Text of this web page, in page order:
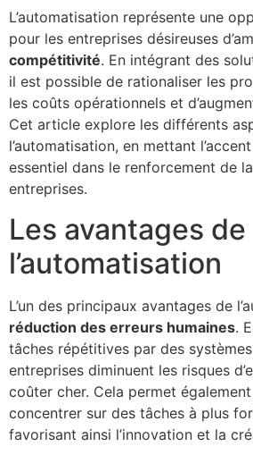
L’automatisation représente une
pour les entreprises désireuses
compétitivité. En intégrant des
il est possible de rationaliser les
les coûts opérationnels et
Cet article explore les différents
l’automatisation, en mettant
essentiel dans le renforcement de
entreprises.
Les avantages de
l’automatisation
L’un des principaux avantages de
réduction des erreurs humaines.
tâches répétitives par des
entreprises diminuent les risques
coûter cher. Cela permet
concentrer sur des tâches à plus
favorisant ainsi l’innovation et la